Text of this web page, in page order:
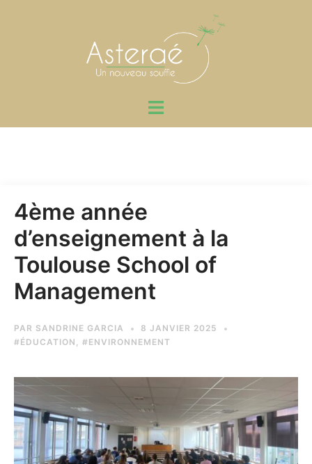
Ouvrir/fermer
4ème année
d’enseignement à la
Toulouse School of
Management
PAR SANDRINE GARCIA
8 JANVIER 2025
#ÉDUCATION , #ENVIRONNEMENT